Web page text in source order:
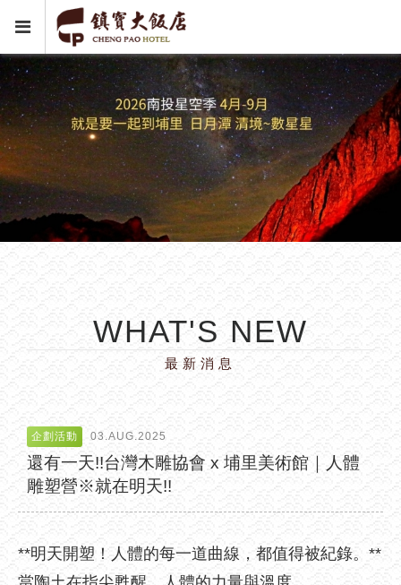
WHAT'S NEW
最新消息
企劃活動 03.AUG.2025
還有一天!!台灣木雕協會 x 埔里美術館｜人體
雕塑營※就在明天!!
**明天開塑！人體的每一道曲線，都值得被紀錄。**